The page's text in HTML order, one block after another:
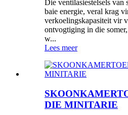
Die ventilasiestelsels van
baie energie, veral krag
verkoelingskapasiteit vir
ontvogtiging in die
w...
Lees meer
DIE MINITARIE